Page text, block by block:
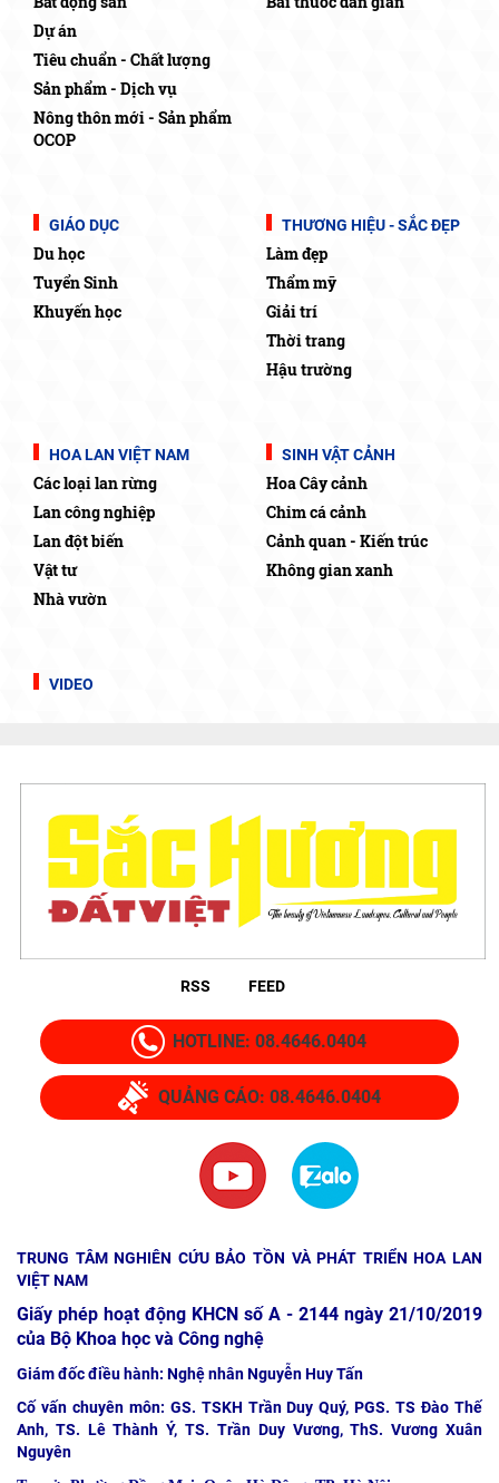
Dự án
Tiêu chuẩn - Chất lượng
Sản phẩm - Dịch vụ
Nông thôn mới - Sản phẩm
OCOP
GIÁO DỤC
Du học
Tuyển Sinh
Khuyến học
THƯƠNG HIỆU - SẮC ĐẸP
Làm đẹp
Thẩm mỹ
Giải trí
Thời trang
Hậu trường
HOA LAN VIỆT NAM
Các loại lan rừng
Lan công nghiệp
Lan đột biến
Vật tư
Nhà vườn
SINH VẬT CẢNH
Hoa Cây cảnh
Chim cá cảnh
Cảnh quan - Kiến trúc
Không gian xanh
VIDEO
RSS FEED
HOTLINE: 08.4646.0404
QUẢNG CÁO: 08.4646.0404
TRUNG TÂM NGHIÊN CỨU BẢO TỒN VÀ PHÁT TRIỂN HOA LAN
VIỆT NAM
Giấy phép hoạt động KHCN số A - 2144 ngày 21/10/2019
của Bộ Khoa học và Công nghệ
Giám đốc điều hành: Nghệ nhân Nguyễn Huy Tấn
Cố vấn chuyên môn: GS. TSKH Trần Duy Quý, PGS. TS Đào Thế
Anh, TS. Lê Thành Ý, TS. Trần Duy Vương, ThS. Vương Xuân
Nguyên